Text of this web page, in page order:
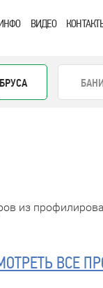
ВИДЕО
из
ВСЕ